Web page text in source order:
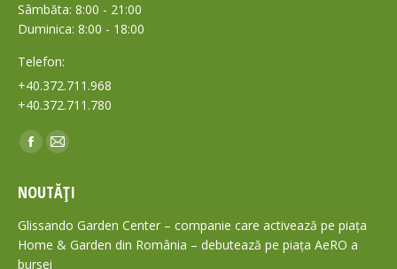
Sâmbăta: 8:00 - 21:00
Duminica: 8:00 - 18:00
Telefon:
+40.372.711.968
+40.372.711.780
Find us on:
Facebook
opens
in
new
Mail
opens
in
new
NOUTĂȚI
Glissando Garden Center – companie care activează pe piața
Home & Garden din România – debutează pe piața AeRO a
bursei